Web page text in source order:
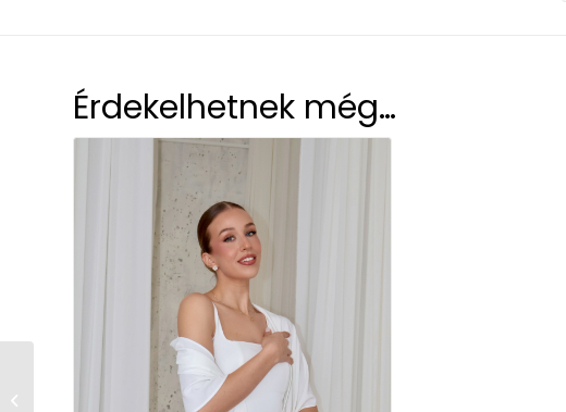
Érdekelhetnek még…
Petra midi ruha / Ekrü